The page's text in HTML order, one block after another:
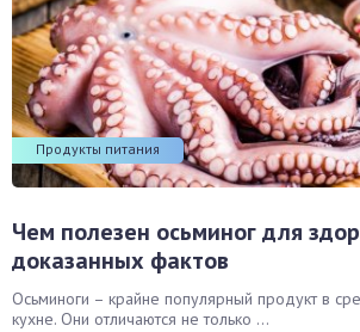
Продукты питания
Чем полезен осьминог для
доказанных фактов
Осьминоги – крайне популярный продукт в
кухне. Они отличаются не только ...